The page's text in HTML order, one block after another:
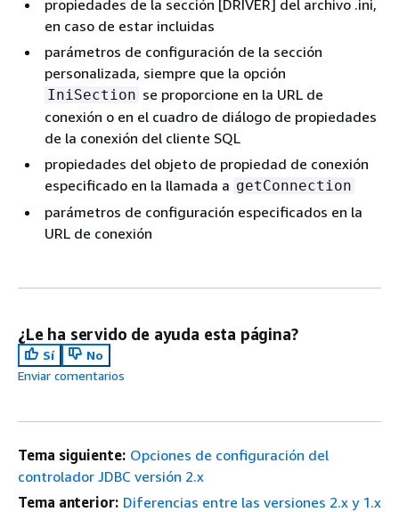
propiedades de la sección [DRIVER] del archivo .ini,
en caso de estar incluidas
parámetros de configuración de la sección
personalizada, siempre que la opción
IniSection se proporcione en la URL de
conexión o en el cuadro de diálogo de propiedades
de la conexión del cliente SQL
propiedades del objeto de propiedad de conexión
especificado en la llamada a getConnection
parámetros de configuración especificados en la
URL de conexión
¿Le ha servido de ayuda esta página?
Sí
No
Enviar comentarios
Tema siguiente: Opciones de configuración del
controlador JDBC versión 2.x
Tema anterior: Diferencias entre las versiones 2.x y 1.x